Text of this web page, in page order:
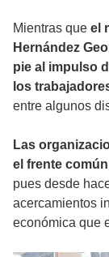
Mientras que el
Hernández
pie al impulso
los
entre algunos
Las
el frente
pues desde
acercamientos
económica que